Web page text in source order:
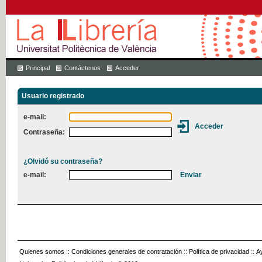
Principal Contáctenos Acceder
Usuario registrado
e-mail:
Contraseña:
¿Olvidó su contraseña?
e-mail:
Quienes somos :: Condiciones generales de contratación :: Política de privacidad ::